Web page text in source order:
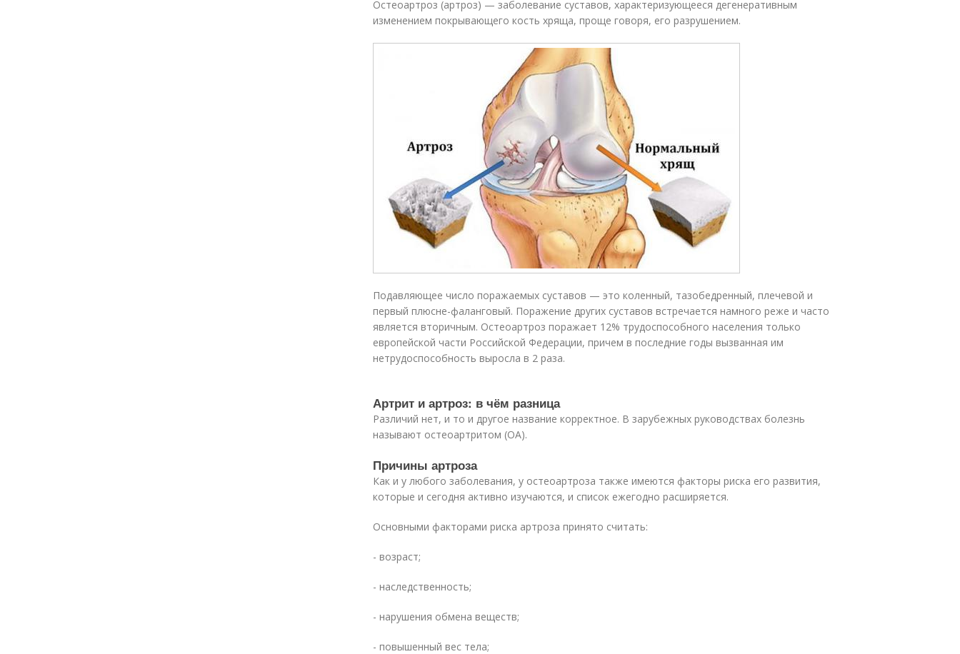
Остеоартроз (артроз) — заболевание суставов, характеризующееся дегенеративным
изменением покрывающего кость хряща, проще говоря, его разрушением.
Подавляющее число поражаемых суставов — это коленный, тазобедренный, плечевой и
первый плюсне-фаланговый. Поражение других суставов встречается намного реже и часто
является вторичным. Остеоартроз поражает 12% трудоспособного населения только
европейской части Российской Федерации, причем в последние годы вызванная им
нетрудоспособность выросла в 2 раза.
Артрит и артроз: в чём разница
Различий нет, и то и другое название корректное. В зарубежных руководствах болезнь
называют остеоартритом (ОА).
Причины артроза
Как и у любого заболевания, у остеоартроза также имеются факторы риска его развития,
которые и сегодня активно изучаются, и список ежегодно расширяется.
Основными факторами риска артроза принято считать:
- возраст;
- наследственность;
- нарушения обмена веществ;
- повышенный вес тела;